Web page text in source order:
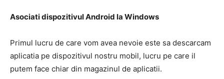
Asociati dispozitivul Android la Windows
Primul lucru de care vom avea nevoie este sa descarcam
aplicatia pe dispozitivul nostru mobil, lucru pe care il
putem face chiar din magazinul de aplicatii.